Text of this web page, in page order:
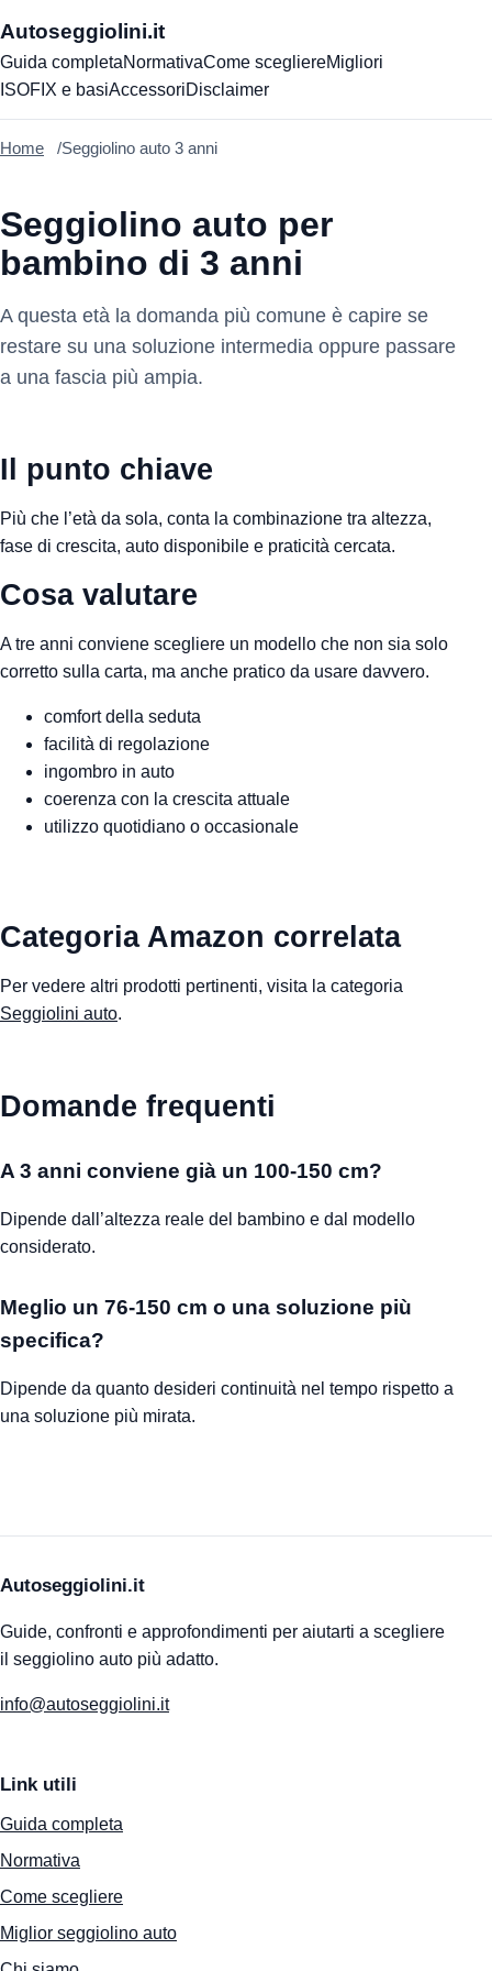
Autoseggiolini.it
Guida completaNormativaCome scegliereMigliori
ISOFIX e basiAccessoriDisclaimer
Home Seggiolino auto 3 anni
Seggiolino auto per
bambino di 3 anni
A questa età la domanda più comune è capire se
restare su una soluzione intermedia oppure passare
a una fascia più ampia.
Il punto chiave
Più che l’età da sola, conta la combinazione tra altezza,
fase di crescita, auto disponibile e praticità cercata.
Cosa valutare
A tre anni conviene scegliere un modello che non sia solo
corretto sulla carta, ma anche pratico da usare davvero.
comfort della seduta
facilità di regolazione
ingombro in auto
coerenza con la crescita attuale
utilizzo quotidiano o occasionale
Categoria Amazon correlata
Per vedere altri prodotti pertinenti, visita la categoria
Seggiolini auto.
Domande frequenti
A 3 anni conviene già un 100-150 cm?
Dipende dall’altezza reale del bambino e dal modello
considerato.
Meglio un 76-150 cm o una soluzione più
specifica?
Dipende da quanto desideri continuità nel tempo rispetto a
una soluzione più mirata.
Autoseggiolini.it
Guide, confronti e approfondimenti per aiutarti a scegliere
il seggiolino auto più adatto.
info@autoseggiolini.it
Link utili
Guida completa
Normativa
Come scegliere
Miglior seggiolino auto